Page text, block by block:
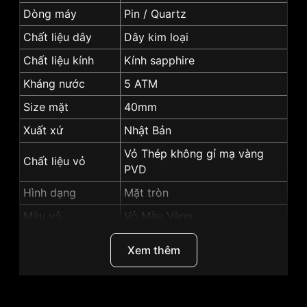
Dòng máy
Pin / Quartz
Chất liệu dây
Dây kim loại
Chất liệu kính
Kính sapphire
Kháng nước
5 ATM
Size mặt
40mm
Xuất xứ
Nhật Bản
Chất liệu vỏ
Vỏ Thép không gỉ mạ vàng
PVD
Hình dạng
Mặt tròn
Màu vỏ
Vỏ Màu Vàng
Xem thêm